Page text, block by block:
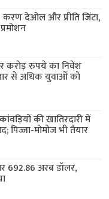
देओल और प्रीति जिंटा,
करोड़ रुपये का निवेश
से अधिक युवाओं को
की खातिरदारी में
पिज्जा-मोमोज भी तैयार
692.86 अरब डॉलर,